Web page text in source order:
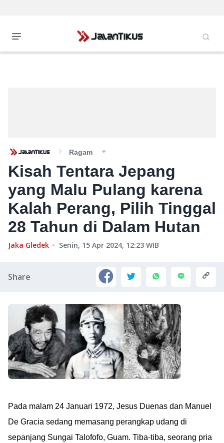
Ragam
Kisah Tentara Jepang
yang Malu Pulang karena
Kalah Perang, Pilih Tinggal
28 Tahun di Dalam Hutan
Jaka Gledek Senin, 15 Apr 2024, 12:23 WIB
Share
Pada malam 24 Januari 1972, Jesus Duenas dan Manuel
De Gracia sedang memasang perangkap udang di
sepanjang Sungai Talofofo, Guam. Tiba-tiba, seorang pria